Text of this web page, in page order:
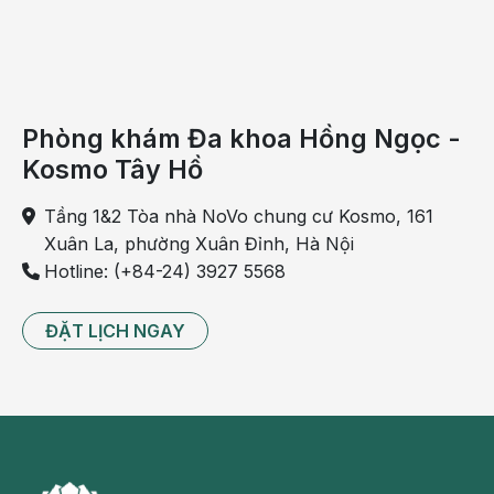
Những vảy màu vàng trên tóc và vảy ngứa
Đó là những dấu hiệu của bệnh viêm da tiết bã nhờn.
Phòng khám Đa khoa Hồng Ngọc -
Kosmo Tây Hồ
Tầng 1&2 Tòa nhà NoVo chung cư Kosmo, 161
Xuân La, phường Xuân Đỉnh, Hà Nội
Hotline: (+84-24) 3927 5568
ĐẶT LỊCH NGAY